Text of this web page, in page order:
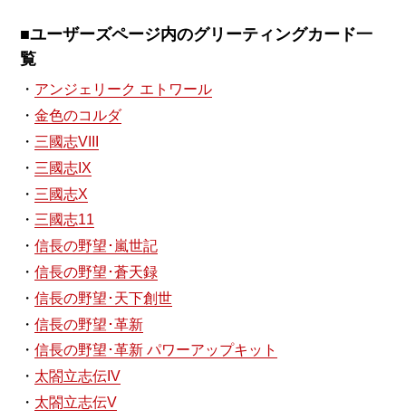
■ユーザーズページ内のグリーティングカード一
覧
アンジェリーク エトワール
金色のコルダ
三國志VIII
三國志IX
三國志X
三國志11
信長の野望･嵐世記
信長の野望･蒼天録
信長の野望･天下創世
信長の野望･革新
信長の野望･革新 パワーアップキット
太閤立志伝IV
太閤立志伝V